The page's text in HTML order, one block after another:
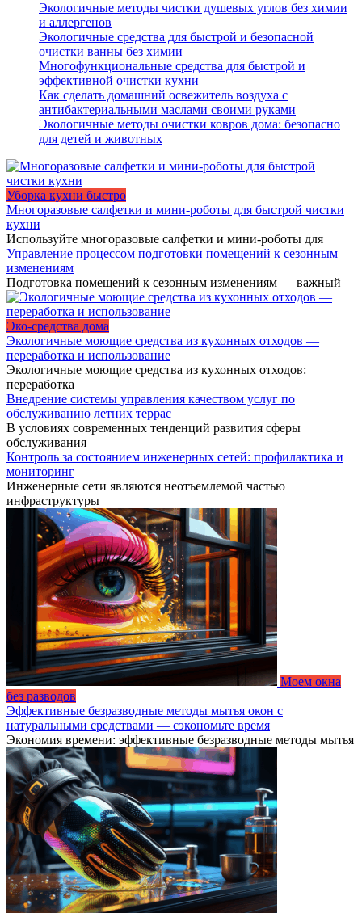
Экологичные методы чистки душевых углов без химии
и аллергенов
Экологичные средства для быстрой и безопасной
очистки ванны без химии
Многофункциональные средства для быстрой и
эффективной очистки кухни
Как сделать домашний освежитель воздуха с
антибактериальными маслами своими руками
Экологичные методы очистки ковров дома: безопасно
для детей и животных
Уборка кухни быстро
Многоразовые салфетки и мини-роботы для быстрой чистки
кухни
Используйте многоразовые салфетки и мини-роботы для
Управление процессом подготовки помещений к сезонным
изменениям
Подготовка помещений к сезонным изменениям — важный
Эко-средства дома
Экологичные моющие средства из кухонных отходов —
переработка и использование
Экологичные моющие средства из кухонных отходов:
переработка
Внедрение системы управления качеством услуг по
обслуживанию летних террас
В условиях современных тенденций развития сферы
обслуживания
Контроль за состоянием инженерных сетей: профилактика и
мониторинг
Инженерные сети являются неотъемлемой частью
инфраструктуры
Моем окна
без разводов
Эффективные безразводные методы мытья окон с
натуральными средствами — сэкономьте время
Экономия времени: эффективные безразводные методы мытья